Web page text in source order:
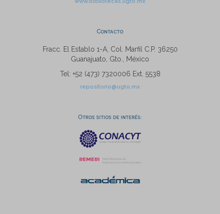
Contacto
Fracc. El Establo 1-A, Col. Marfil C.P. 36250
Guanajuato, Gto., México
Tel: +52 (473) 7320006 Ext. 5538
repositorio@ugto.mx
Otros sitios de interés: